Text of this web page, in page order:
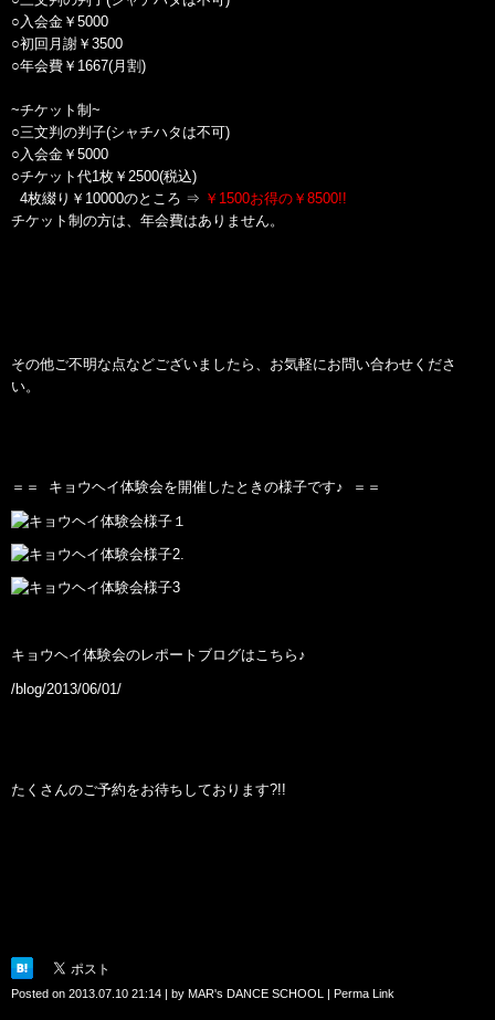
○入会金￥5000
○初回月謝￥3500
○年会費￥1667(月割)
~チケット制~
○三文判の判子(シャチハタは不可)
○入会金￥5000
○チケット代1枚￥2500(税込)
4枚綴り￥10000のところ ⇒ ￥1500お得の￥8500!!
チケット制の方は、年会費はありません。
その他ご不明な点などございましたら、お気軽にお問い合わせくださ
い。
＝＝ キョウヘイ体験会を開催したときの様子です♪ ＝＝
キョウヘイ体験会のレポートブログはこちら♪
/blog/2013/06/01/
たくさんのご予約をお待ちしております?!!
Posted on 2013.07.10 21:14 | by MAR's DANCE SCHOOL | Perma Link